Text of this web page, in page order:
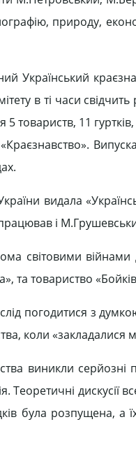
природу,
Український
в ті часи
товариств, 11
видала
і
світовими
та товариство
погодитися з
коли «закладалися
виникли
Теоретичні
була розпущена, а